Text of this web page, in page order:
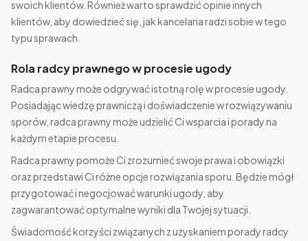
swoich klientów. Również warto sprawdzić opinie innych
klientów, aby dowiedzieć się, jak kancelaria radzi sobie w tego
typu sprawach.
Rola radcy prawnego w procesie ugody
Radca prawny może odgrywać istotną rolę w procesie ugody.
Posiadając wiedzę prawniczą i doświadczenie w rozwiązywaniu
sporów, radca prawny może udzielić Ci wsparcia i porady na
każdym etapie procesu.
Radca prawny pomoże Ci zrozumieć swoje prawa i obowiązki
oraz przedstawi Ci różne opcje rozwiązania sporu. Będzie mógł
przygotować i negocjować warunki ugody, aby
zagwarantować optymalne wyniki dla Twojej sytuacji.
Świadomość korzyści związanych z uzyskaniem porady radcy